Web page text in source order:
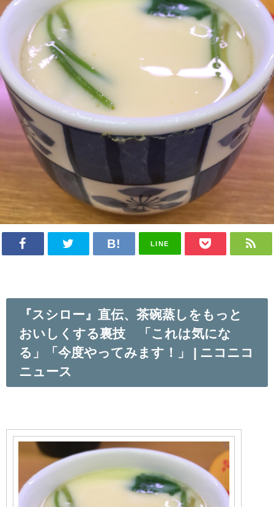
LINE
『スシロー』直伝、茶碗蒸しをもっと
おいしくする裏技 「これは気にな
る」「今度やってみます！」 | ニコニコ
ニュース